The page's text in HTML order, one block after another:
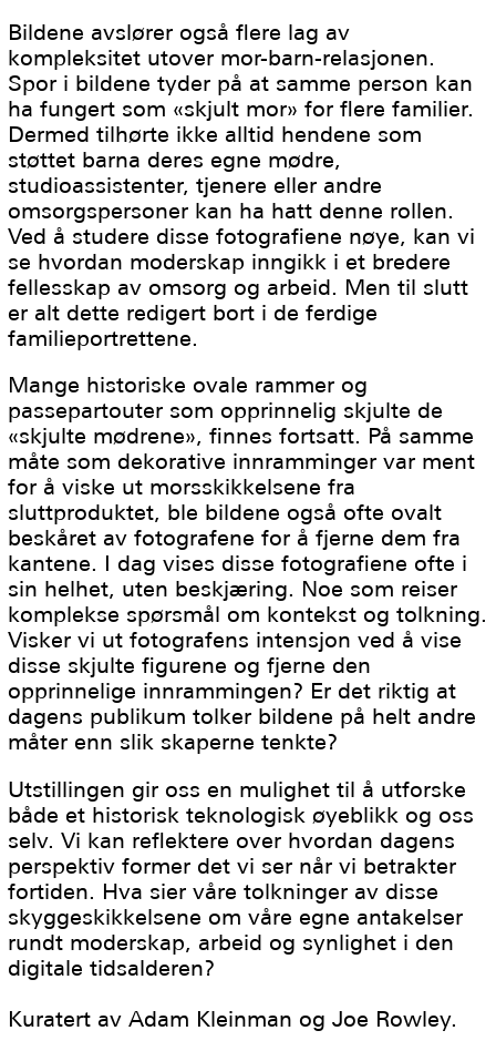
Bildene avslører også flere lag av
kompleksitet utover mor-barn-relasjonen.
Spor i bildene tyder på at samme person kan
ha fungert som «skjult mor» for flere familier.
Dermed tilhørte ikke alltid hendene som
støttet barna deres egne mødre,
studioassistenter, tjenere eller andre
omsorgspersoner kan ha hatt denne rollen.
Ved å studere disse fotografiene nøye, kan vi
se hvordan moderskap inngikk i et bredere
fellesskap av omsorg og arbeid. Men til slutt
er alt dette redigert bort i de ferdige
familieportrettene.
Mange historiske ovale rammer og
passepartouter som opprinnelig skjulte de
«skjulte mødrene», finnes fortsatt. På samme
måte som dekorative innramminger var ment
for å viske ut morsskikkelsene fra
sluttproduktet, ble bildene også ofte ovalt
beskåret av fotografene for å fjerne dem fra
kantene. I dag vises disse fotografiene ofte i
sin helhet, uten beskjæring. Noe som reiser
komplekse spørsmål om kontekst og tolkning.
Visker vi ut fotografens intensjon ved å vise
disse skjulte figurene og fjerne den
opprinnelige innrammingen? Er det riktig at
dagens publikum tolker bildene på helt andre
måter enn slik skaperne tenkte?
Utstillingen gir oss en mulighet til å utforske
både et historisk teknologisk øyeblikk og oss
selv. Vi kan reflektere over hvordan dagens
perspektiv former det vi ser når vi betrakter
fortiden. Hva sier våre tolkninger av disse
skyggeskikkelsene om våre egne antakelser
rundt moderskap, arbeid og synlighet i den
digitale tidsalderen?
Kuratert av Adam Kleinman og Joe Rowley.